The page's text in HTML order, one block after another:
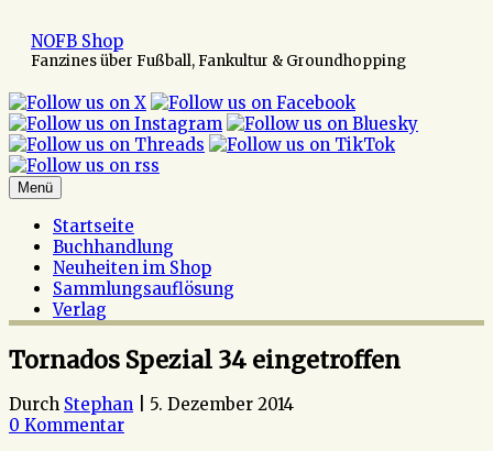
Inhalt
springen
NOFB Shop
Fanzines über Fußball, Fankultur & Groundhopping
Menü
Startseite
Buchhandlung
Neuheiten im Shop
Sammlungsauflösung
Verlag
Tornados Spezial 34 eingetroffen
Durch Stephan
5. Dezember 2014
0 Kommentar